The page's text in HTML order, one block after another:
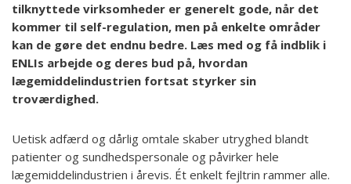
tilknyttede virksomheder er generelt gode, når det
kommer til self-regulation, men på enkelte områder
kan de gøre det endnu bedre. Læs med og få indblik i
ENLIs arbejde og deres bud på, hvordan
lægemiddelindustrien fortsat styrker sin
troværdighed.
Uetisk adfærd og dårlig omtale skaber utryghed blandt
patienter og sundhedspersonale og påvirker hele
lægemiddelindustrien i årevis. Ét enkelt fejltrin rammer alle.